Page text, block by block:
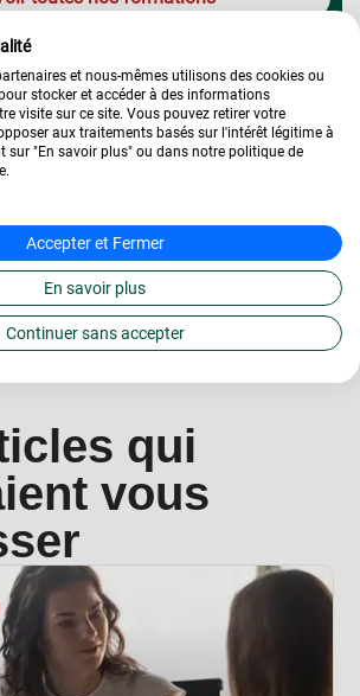
|
avis
qui
vous
et nous-mêmes utilisons des cookies ou
stocker et accéder à des informations
visite sur ce site. Vous pouvez retirer votre
aux traitements basés sur l'intérêt légitime à
sur "En savoir plus" ou dans notre politique de
Accepter et Fermer
En savoir plus
Continuer sans accepter